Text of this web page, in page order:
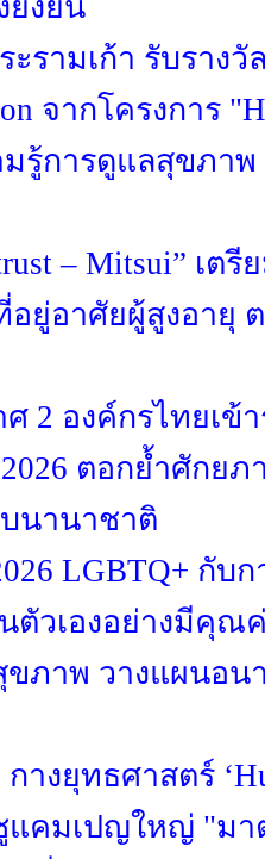
ยั่งยืน
รามเก้า รับรางวั
จากโครงการ
รู้การดูแลสุขภาพ
– Mitsui” เ
อยู่อาศัยผู้สูงอายุ
2 องค์กรไทยเข้
2026 ตอกย้ำศัก
นานาชาติ
LGBTQ+ กับ
นตัวเองอย่างมีคุณ
ขภาพ วางแผนอน
กางยุทธศาสตร์
แคมเปญใหญ่ "มา